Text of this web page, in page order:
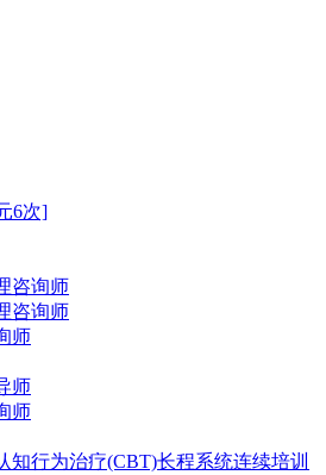
6次]
咨询师
咨询师
师
师
师
知行为治疗(CBT)长程系统连续培训